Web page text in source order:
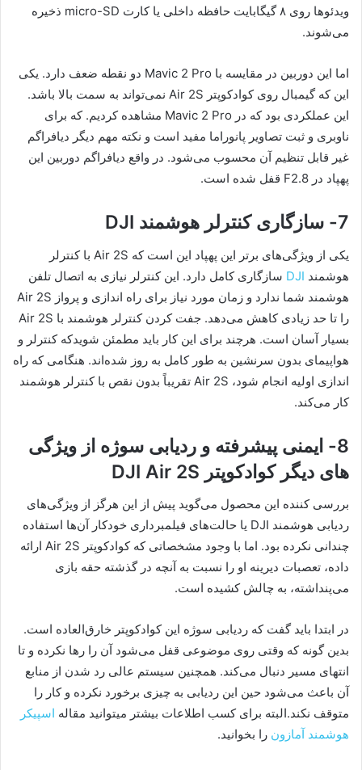
ویدئوها روی ۸ گیگابایت حافظه داخلی یا کارت micro-SD ذخیره
می‌شوند.
اما این دوربین در مقایسه با Mavic 2 Pro دو نقطه ضعف دارد. یکی
این که گیمبال روی کوادکوپتر Air 2S نمی‌تواند به سمت بالا باشد.
این عملکردی بود که در Mavic 2 Pro مشاهده کردیم. که برای
ناوبری و ثبت تصاویر پانوراما مفید است و نکته مهم دیگر دیافراگم
غیر قابل تنظیم آن محسوب می‌شود. در واقع دیافراگم دوربین این
پهپاد در F2.8 قفل شده است.
7- سازگاری کنترلر هوشمند DJI
یکی از ویژگی‌های برتر این پهپاد این است که Air 2S با کنترلر
هوشمند
سازگاری کامل دارد. این کنترلر نیازی به اتصال تلفن
هوشمند شما ندارد و زمان مورد نیاز برای راه اندازی و پرواز Air 2S
را تا حد زیادی کاهش می‌دهد. جفت کردن کنترلر هوشمند با Air 2S
بسیار آسان است. هرچند برای این کار باید مطمئن شویدکه کنترلر و
هواپیمای بدون سرنشین به طور کامل به روز شده‌اند. هنگامی که راه
اندازی اولیه انجام شود، Air 2S تقریباً بدون نقص با کنترلر هوشمند
کار می‌کند.
8- ایمنی پیشرفته و ردیابی سوژه از ویژگی
های دیگر کوادکوپتر DJI Air 2S
بررسی کننده این محصول می‌گوید پیش از این هرگز از ویژگی‌های
ردیابی هوشمند DJI یا حالت‌های فیلمبرداری خودکار آن‌ها استفاده
چندانی نکرده بود. اما با وجود مشخصاتی که کوادکوپتر Air 2S ارائه
داده، تعصبات دیرینه او را نسبت به آنچه در گذشته حقه بازی
می‌پنداشته، به چالش کشیده است.
در ابتدا باید گفت که ردیابی سوژه این کوادکوپتر خارق‌العاده است.
بدین گونه که وقتی روی موضوعی قفل می‌شود آن را رها نکرده و تا
انتهای مسیر دنبال می‌کند. همچنین سیستم عالی رد شدن از منابع
آن باعث می‌شود حین این ردیابی به چیزی برخورد نکرده و کار را
متوقف نکند.البته برای کسب اطلاعات بیشتر میتوانید مقاله اسپیکر
هوشمند آمازون را بخوانید.